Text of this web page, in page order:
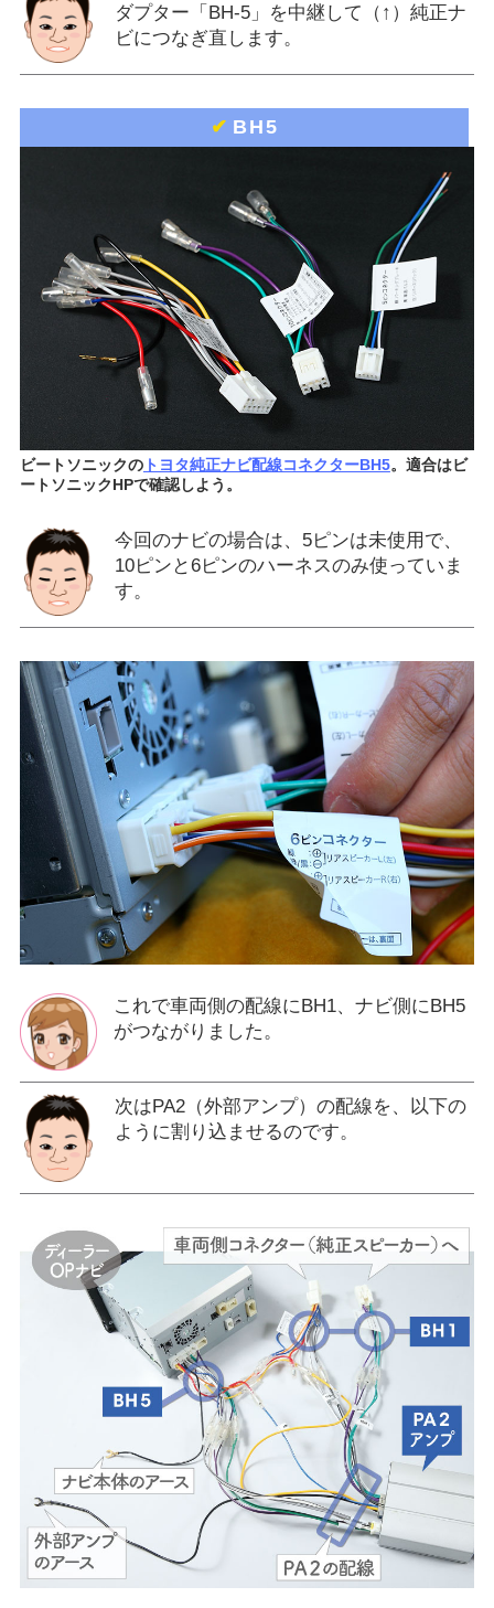
ダプター「BH-5」を中継して（↑）純正ナ
ビにつなぎ直します。
✔ BH5
ビートソニックのトヨタ純正ナビ配線コネクターBH5。適合はビ
ートソニックHPで確認しよう。
今回のナビの場合は、5ピンは未使用で、
10ピンと6ピンのハーネスのみ使っていま
す。
これで車両側の配線にBH1、ナビ側にBH5
がつながりました。
次はPA2（外部アンプ）の配線を、以下の
ように割り込ませるのです。